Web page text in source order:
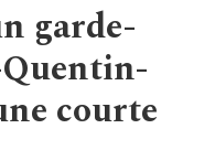
garde-
courte